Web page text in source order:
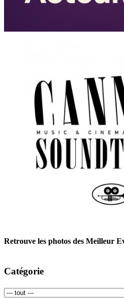
Retrouve les photos des Meilleur
Catégorie